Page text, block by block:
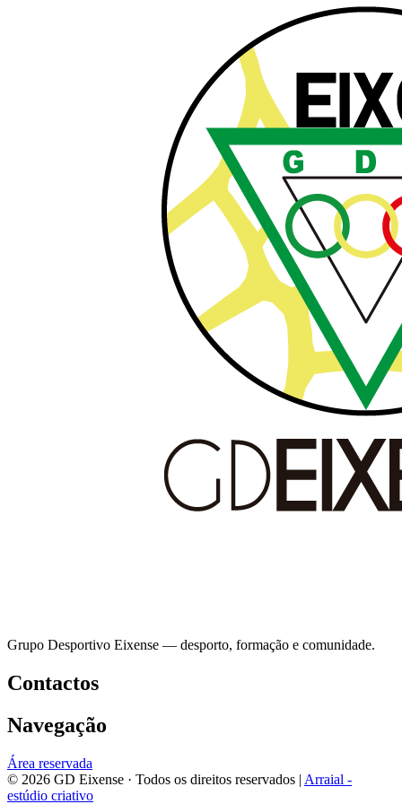
Grupo Desportivo Eixense — desporto, formação e comunidade.
Contactos
Navegação
Área reservada
© 2026 GD Eixense · Todos os direitos reservados | Arraial -
estúdio criativo